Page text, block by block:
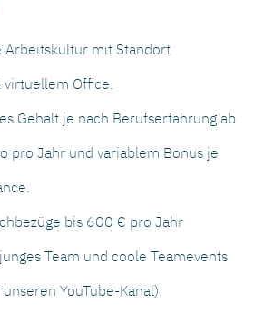
Arbeitskultur mit Standort
Office.
Gehalt je nach Berufserfahrung ab
pro Jahr und variablem Bonus je
bis 600 € pro Jahr
Team und coole Teamevents
YouTube-Kanal).